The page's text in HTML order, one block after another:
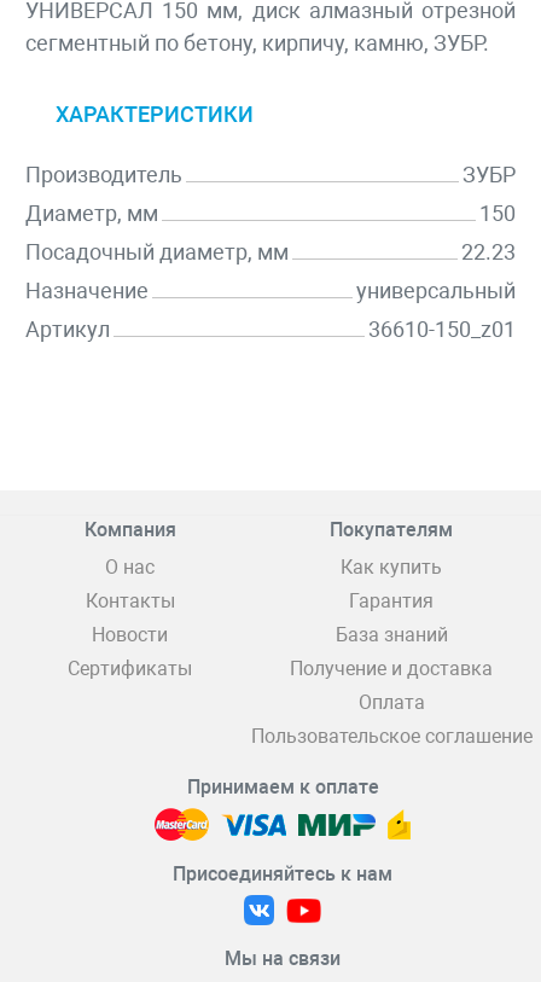
УНИВЕРСАЛ 150 мм, диск алмазный отрезной
сегментный по бетону, кирпичу, камню, ЗУБР.
ХАРАКТЕРИСТИКИ
Производитель
ЗУБР
Диаметр, мм
150
Посадочный диаметр, мм
22.23
Назначение
универсальный
Артикул
36610-150_z01
Компания
О нас
Контакты
Новости
Сертификаты
Покупателям
Как купить
Гарантия
База знаний
Получение и доставка
Оплата
Пользовательское соглашение
Принимаем к оплате
Присоединяйтесь к нам
Мы на связи